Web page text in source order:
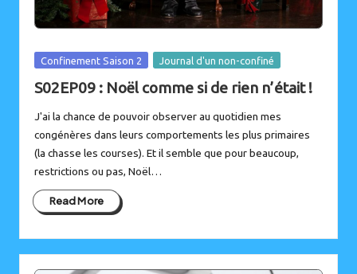
Posted
Confinement Saison 2 Journal d'un non-confiné
S02EP09 : Noël comme si de rien n’était !
J'ai la chance de pouvoir observer au quotidien mes
congénères dans leurs comportements les plus primaires
(la chasse les courses). Et il semble que pour beaucoup,
restrictions ou pas, Noël…
Read More